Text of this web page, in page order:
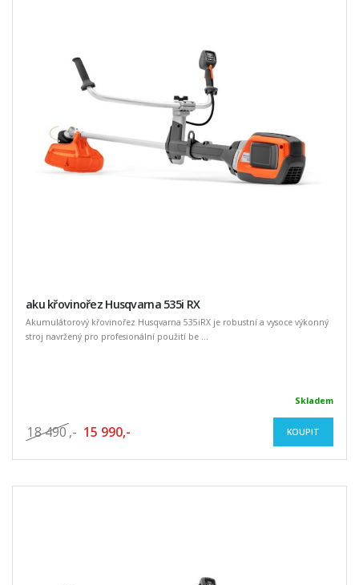
aku křovinořez Husqvarna 535i RX
Akumulátorový křovinořez Husqvarna 535iRX je robustní a vysoce výkonný
stroj navržený pro profesionální použití be ...
Skladem
18 490 ,- 15 990,- KOUPIT